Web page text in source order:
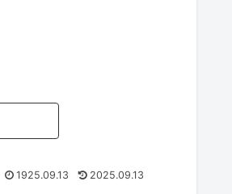
1925.09.13 2025.09.13